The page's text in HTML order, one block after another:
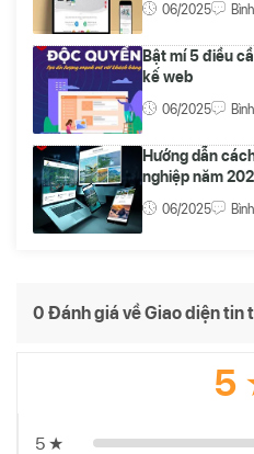
06/2025
Bật mí 5 điều
kế web
06/2025
Hướng dẫn
nghiệp năm
06/2025
0 Đánh giá về Giao diện tin
5
5 ★